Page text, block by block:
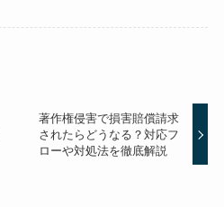
著作権侵害で損害賠償請求
されたらどうなる？対応フ
ローや対処法を徹底解説